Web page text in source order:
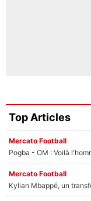
Top Articles
Mercato Football
Pogba - OM : Voilà
Mercato Football
Kylian Mbappé, un